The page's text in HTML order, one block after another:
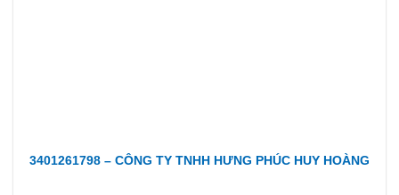
3401261798 – CÔNG TY TNHH HƯNG PHÚC HUY HOÀNG